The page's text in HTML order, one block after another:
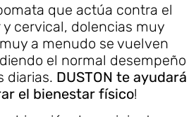
que actúa contra el
cervical, dolencias muy
a menudo se vuelven
el normal desempeño
diarias. DUSTON te ayudará
el bienestar físico!